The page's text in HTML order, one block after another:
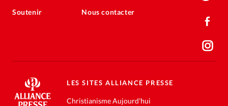
Soutenir Nous contacter
LES SITES ALLIANCE PRESSE
Christianisme Aujourd'hui